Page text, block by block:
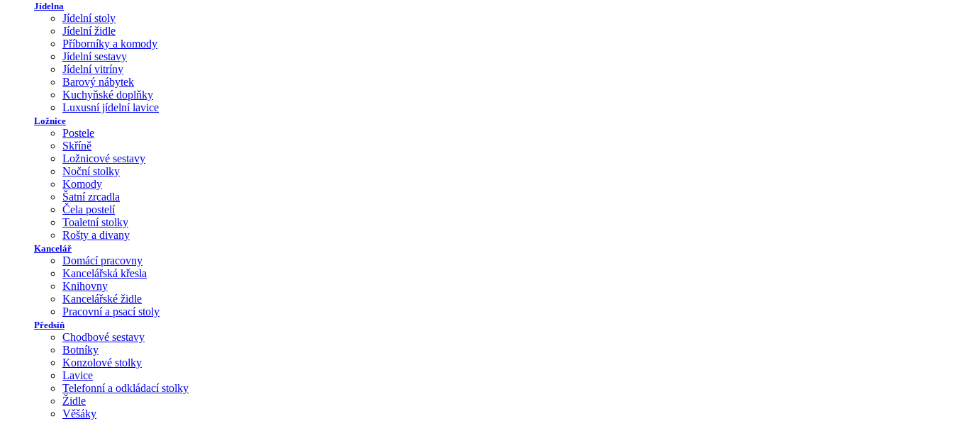
Jídelna
Jídelní stoly
Jídelní židle
Příborníky a komody
Jídelní sestavy
Jídelní vitríny
Barový nábytek
Kuchyňské doplňky
Luxusní jídelní lavice
Ložnice
Postele
Skříně
Ložnicové sestavy
Noční stolky
Komody
Šatní zrcadla
Čela postelí
Toaletní stolky
Rošty a divany
Kancelář
Domácí pracovny
Kancelářská křesla
Knihovny
Kancelářské židle
Pracovní a psací stoly
Předsíň
Chodbové sestavy
Botníky
Konzolové stolky
Lavice
Telefonní a odkládací stolky
Židle
Věšáky